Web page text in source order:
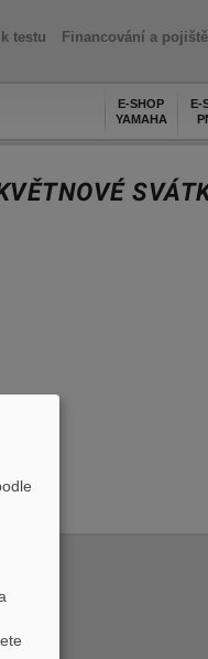
testu Financování a
E-SHOP
YAMAHA
E-